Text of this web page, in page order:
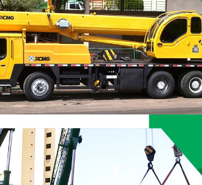
Sobre
Serviços
Equipamentos
Contato